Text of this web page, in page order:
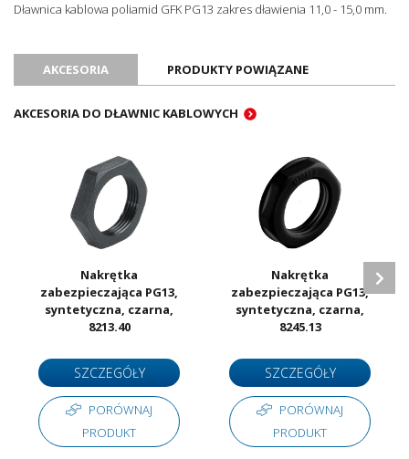
Certyfikat UL
Certyfikat ATEX
Nie
Jednostka sprzedażowa
Dławnica kablowa poliamid GFK PG13 zakres dławienia 11,0 - 15,0 mm.
AKCESORIA PRODUKTY POWIĄZANE
AKCESORIA DO DŁAWNIC KABLOWYCH
Nakrętka
zabezpieczająca PG13,
syntetyczna, czarna,
8213.40
SZCZEGÓŁY
PORÓWNAJ
PRODUKT
Nakrętka
zabezpieczająca PG13,
syntetyczna, czarna,
8245.13
SZCZEGÓŁY
PORÓWNAJ
PRODUKT